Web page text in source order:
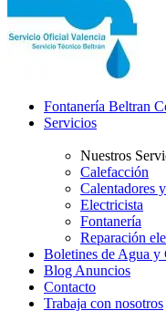
Fontanería Beltran
Servicios
Nuestros
Calefacción
Calentadores
Electricista
Fontanería
Reparación
Boletines de Agua y
Blog Anuncios
Contacto
Trabaja con nosotros